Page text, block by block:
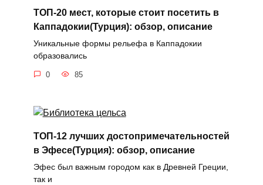
ТОП-20 мест, которые стоит посетить в
Каппадокии(Турция): обзор, описание
Уникальные формы рельефа в Каппадокии
образовались
0 85
ТОП-12 лучших достопримечательностей
в Эфесе(Турция): обзор, описание
Эфес был важным городом как в Древней Греции,
так и